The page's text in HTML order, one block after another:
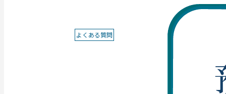
よくある質問